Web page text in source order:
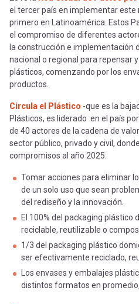
el tercer país en implementar este
primero en Latinoamérica. Estos
el compromiso de diferentes
la construcción e implementación
nacional o regional para repensar
plásticos, comenzando por los
productos.
Circula el Plástico -que es la
Plásticos, es liderado en el país
de 40 actores de la cadena de
sector público, privado y civil,
compromisos al año 2025:
Tomar acciones para eliminar
de un solo uso que sean
del rediseño y la innovación.
El 100% del packaging plástico
reciclable, reutilizable o
1/3 del packaging plástico
ser efectivamente reciclado,
Los envases y embalajes
distintos formatos en